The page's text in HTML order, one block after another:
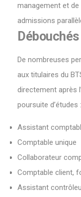
management et
admissions
Débouchés
De nombreuses
aux titulaires du
directement après
poursuite d’études :
Assistant
Comptable unique
Collaborateur
Comptable client,
Assistant